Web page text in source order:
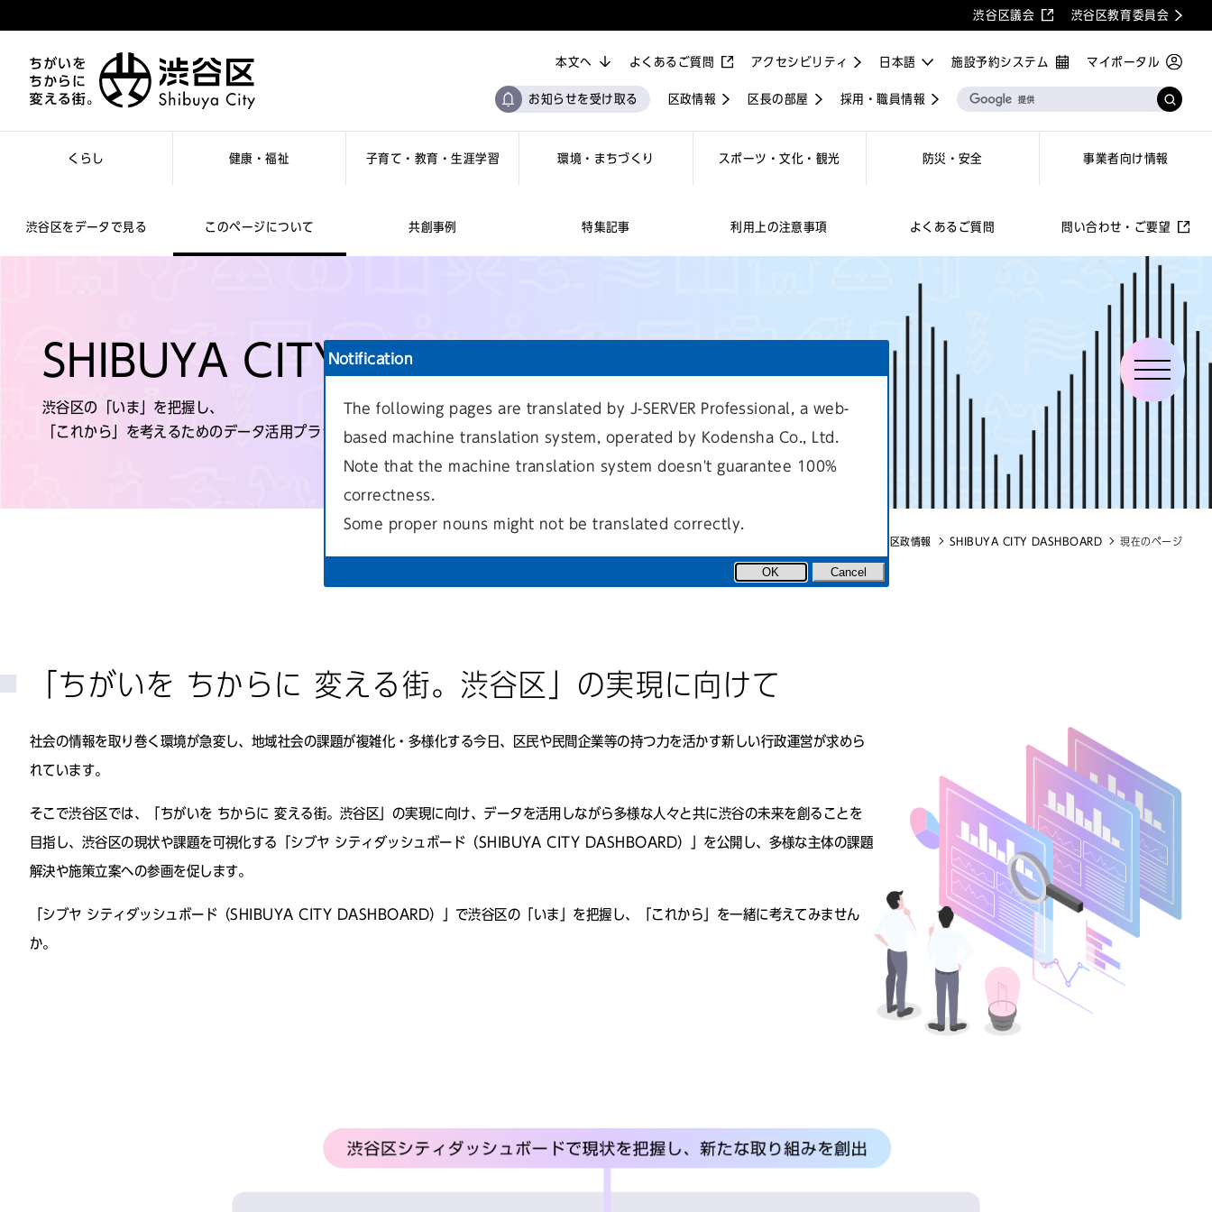
渋谷区議会 渋谷区教育委員会
くらし 健康・福祉 子育て・教育・生涯学習 環境・まちづくり スポーツ・文化・観光 防災・安全 事業者向け情報
マイポータル
施設予約システム
区政情報 区長の部屋 採用・職員情報
本文へ よくあるご質問 アクセシビリティ
お知らせを受け取る
渋谷区をデータで見る このページについて 共創事例 特集記事 利用上の注意事項 よくあるご質問 問い合わせ・ご要望
SHIBUYA CITY DASHBOARD
渋谷区の「いま」を把握し、
「これから」を考えるためのデータ活用プラットフォーム
区政情報 SHIBUYA CITY DASHBOARD 現在のページ
「ちがいを ちからに 変える街。渋谷区」の実現に向けて
社会の情報を取り巻く環境が急変し、地域社会の課題が複雑化・多様化する今日、区民や民間企業等の持つ力を活かす新しい行政運営が求めら
れています。
そこで渋谷区では、「ちがいを ちからに 変える街。渋谷区」の実現に向け、データを活用しながら多様な人々と共に渋谷の未来を創ることを
目指し、渋谷区の現状や課題を可視化する「シブヤ シティダッシュボード（SHIBUYA CITY DASHBOARD）」を公開し、多様な主体の課題
解決や施策立案への参画を促します。
「シブヤ シティダッシュボード（SHIBUYA CITY DASHBOARD）」で渋谷区の「いま」を把握し、「これから」を一緒に考えてみません
か。
Notification
The following pages are translated by J-SERVER Professional, a web-
based machine translation system, operated by Kodensha Co., Ltd.
Note that the machine translation system doesn't guarantee 100%
correctness.
Some proper nouns might not be translated correctly.
OK Cancel